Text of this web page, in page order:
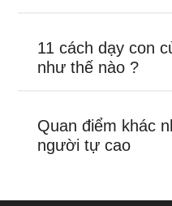
11 cách dạy con
như thế nào ?
Quan điểm khác
người tự cao